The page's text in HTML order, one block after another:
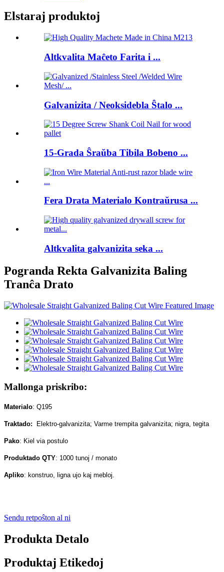
Elstaraj produktoj
Altkvalita Maĉeto Farita i ...
Galvanizita / Neoksidebla Ŝtalo ...
15-Grada Ŝraŭba Tibila Bobeno ...
Fera Drata Materialo Kontraŭrusa ...
Altkvalita galvanizita seka ...
Pogranda Rekta Galvanizita Baling
Tranĉa Drato
Mallonga priskribo:
Materialo: Q195
Traktado: Elektro-galvanizita; Varme trempita galvanizita; nigra, tegita
Pako: Kiel via postulo
Produktado QTY: 1000 tunoj / monato
Apliko: konstruo, ligna ujo kaj mebloj.
Sendu retpoŝton al ni
Produkta Detalo
Produktaj Etikedoj